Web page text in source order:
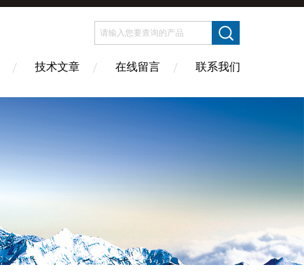
技术文章 在线留言 联系我们